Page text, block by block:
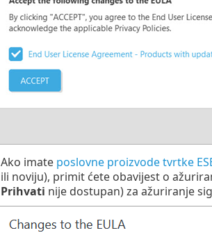
Ako imate poslovne proizvode tvrtke
ili noviju), primit ćete obavijest o
Prihvati nije dostupan) za ažuriranje